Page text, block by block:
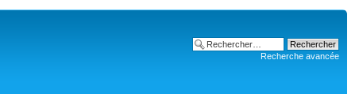
Recherche avancée